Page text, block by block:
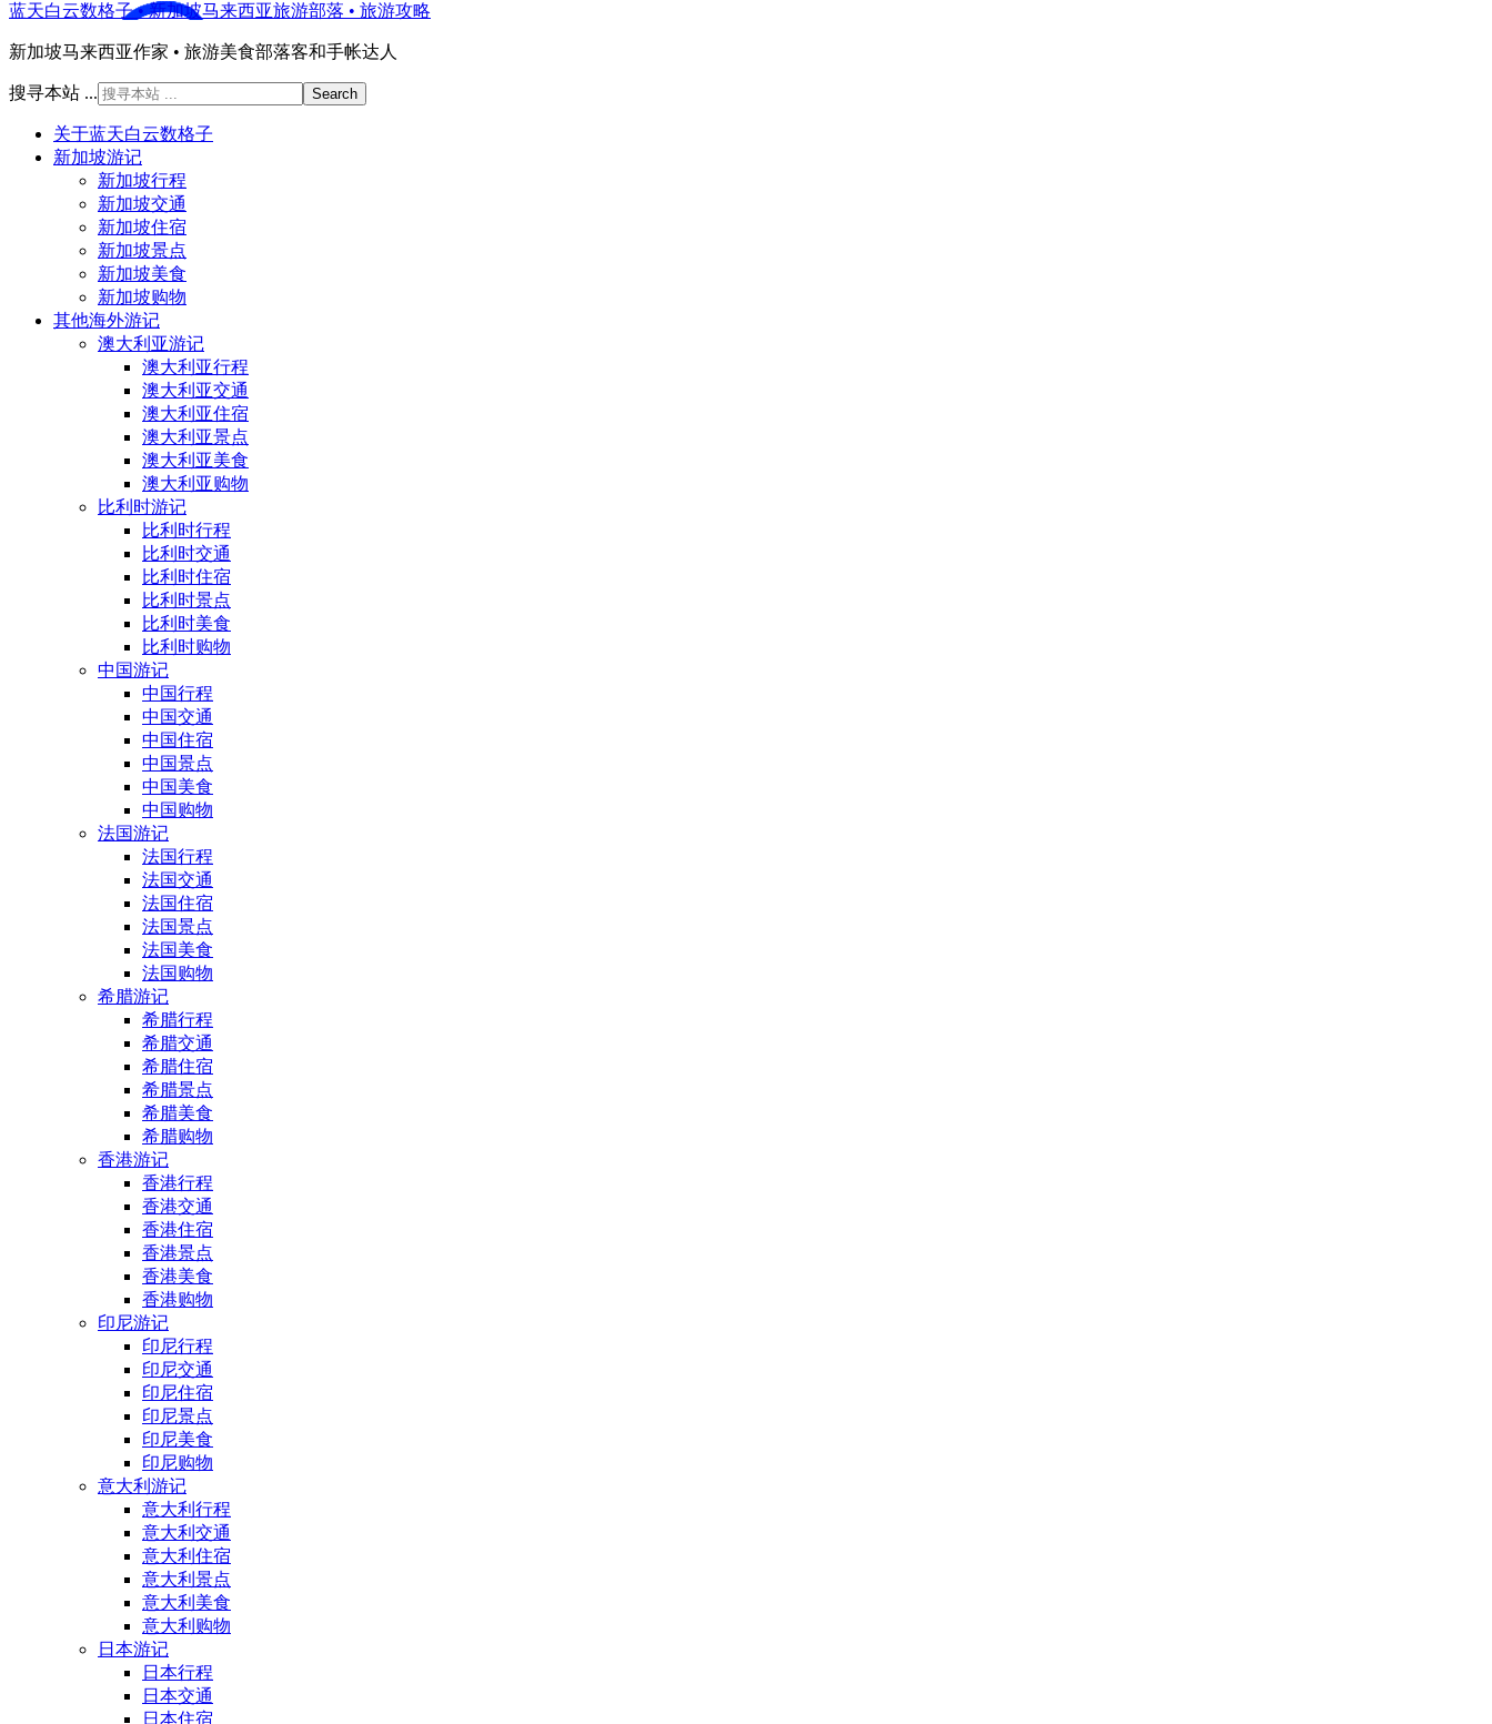
蓝天白云数格子 • 新加坡马来西亚旅游部落 • 旅游攻略
新加坡马来西亚作家 • 旅游美食部落客和手帐达人
搜寻本站 ...
关于蓝天白云数格子
新加坡游记
新加坡行程
新加坡交通
新加坡住宿
新加坡景点
新加坡美食
新加坡购物
其他海外游记
澳大利亚游记
澳大利亚行程
澳大利亚交通
澳大利亚住宿
澳大利亚景点
澳大利亚美食
澳大利亚购物
比利时游记
比利时行程
比利时交通
比利时住宿
比利时景点
比利时美食
比利时购物
中国游记
中国行程
中国交通
中国住宿
中国景点
中国美食
中国购物
法国游记
法国行程
法国交通
法国住宿
法国景点
法国美食
法国购物
希腊游记
希腊行程
希腊交通
希腊住宿
希腊景点
希腊美食
希腊购物
香港游记
香港行程
香港交通
香港住宿
香港景点
香港美食
香港购物
印尼游记
印尼行程
印尼交通
印尼住宿
印尼景点
印尼美食
印尼购物
意大利游记
意大利行程
意大利交通
意大利住宿
意大利景点
意大利美食
意大利购物
日本游记
日本行程
日本交通
日本住宿